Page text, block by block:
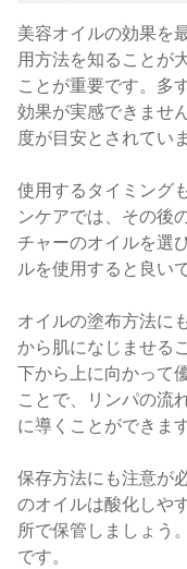
美容オイルの効果を
用方法を知ることが
ことが重要です。多
効果が実感できませ
度が目安とされていま
使用するタイミング
ンケアでは、その後
チャーのオイルを選
ルを使用すると良い
オイルの塗布方法に
から肌になじませる
下から上に向かって
ことで、リンパの流
に導くことができます
保存方法にも注意が
のオイルは酸化しや
所で保管しましょう
です。